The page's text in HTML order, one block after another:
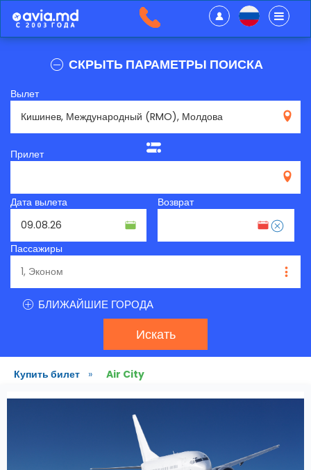
СКРЫТЬ ПАРАМЕТРЫ ПОИСКА
Вылет
Прилет
Дата вылета Возврат
Пассажиры
БЛИЖАЙШИЕ ГОРОДА
Искать
Купить билет » Air City